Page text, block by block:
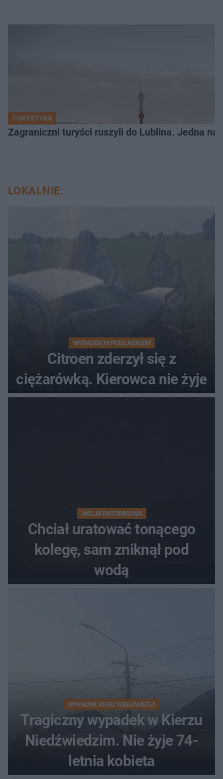
TURYSTYKA
Zagraniczni turyści ruszyli do Lublina. Jedna
LOKALNIE:
WYPADEK W PODLASKIEM
Citroen zderzył się z
ciężarówką. Kierowca nie żyje
AKCJA RATUNKOWA
Chciał uratować tonącego
kolegę, sam zniknął pod
wodą
WYPADEK KIERZ NIEDŹWIEDZI
Tragiczny wypadek w Kierzu
Niedźwiedzim. Nie żyje 74-
letnia kobieta